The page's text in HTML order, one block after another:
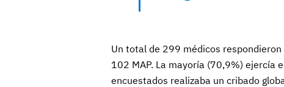
Un total de 299 médicos
102 MAP. La mayoría (70,9%) ejercía
encuestados realizaba un cribado